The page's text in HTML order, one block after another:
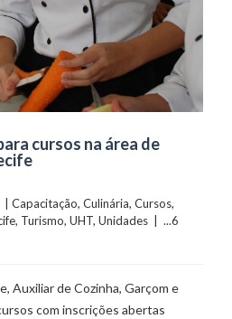
cursos na área de
|
Capacitação, Culinária, Cursos
, Turismo, UHT, Unidades
  |  ...6
Auxiliar de Cozinha, Garçom e
com inscrições abertas